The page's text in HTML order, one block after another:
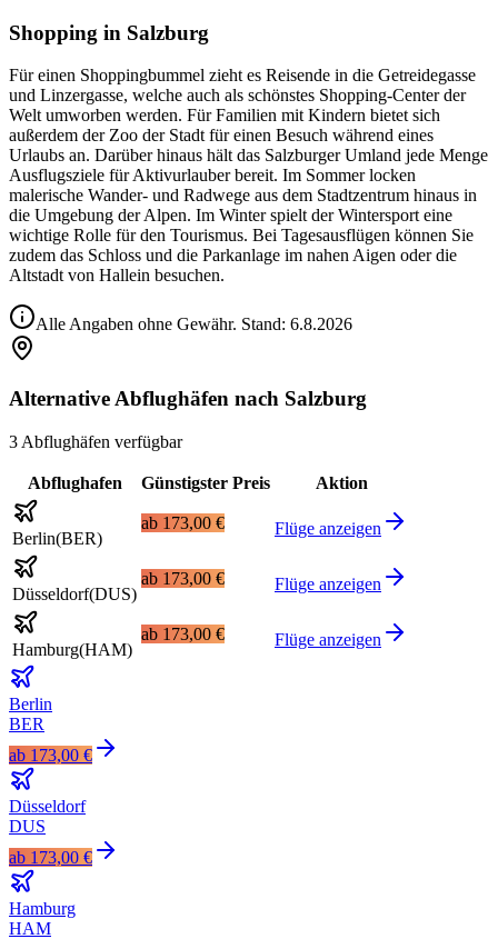
Shopping in Salzburg
Für einen Shoppingbummel zieht es Reisende in die Getreidegasse
und Linzergasse, welche auch als schönstes Shopping-Center der
Welt umworben werden. Für Familien mit Kindern bietet sich
außerdem der Zoo der Stadt für einen Besuch während eines
Urlaubs an. Darüber hinaus hält das Salzburger Umland jede Menge
Ausflugsziele für Aktivurlauber bereit. Im Sommer locken
malerische Wander- und Radwege aus dem Stadtzentrum hinaus in
die Umgebung der Alpen. Im Winter spielt der Wintersport eine
wichtige Rolle für den Tourismus. Bei Tagesausflügen können Sie
zudem das Schloss und die Parkanlage im nahen Aigen oder die
Altstadt von Hallein besuchen.
Alle Angaben ohne Gewähr. Stand: 6.8.2026
Alternative Abflughäfen nach Salzburg
3 Abflughäfen verfügbar
Abflughafen Günstigster Preis Aktion
Berlin(BER)
ab 173,00 € Flüge anzeigen
Düsseldorf(DUS)
ab 173,00 € Flüge anzeigen
Hamburg(HAM)
ab 173,00 € Flüge anzeigen
Berlin
BER
ab 173,00 €
Düsseldorf
DUS
ab 173,00 €
Hamburg
HAM